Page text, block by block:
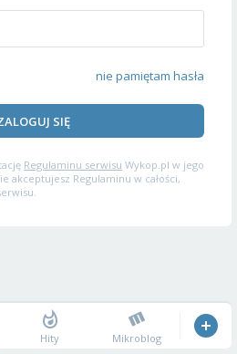
nie pamiętam hasła
SIĘ
Regulaminu serwisu Wykop.pl w jego
akceptujesz Regulaminu w całości,
Hity Mikroblog